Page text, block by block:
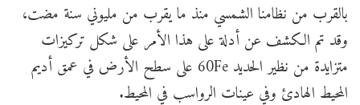
بالقرب من نظامنا الشمسي منذ ما يقرب من مليوني سنة مضت،
وقد تم الكشف عن أدلة على هذا الأمر على شكل تركيزات
متزايدة من نظير الحديد 60Fe على سطح الأرض في عمق أديم
المحيط الهادئ وفي عينات الرواسب في المحيط.